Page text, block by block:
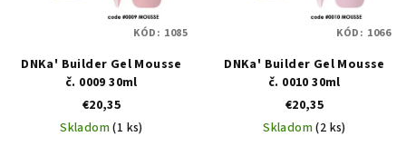
DNKa' Builder Gel Mousse
č. 0009 30ml
€20,35
Skladom(1 ks)
KÓD: 1085
DNKa' Builder Gel Mousse
č. 0010 30ml
€20,35
Skladom(2 ks)
KÓD: 1066